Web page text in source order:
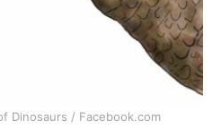
Dinosaurs / Facebook.com